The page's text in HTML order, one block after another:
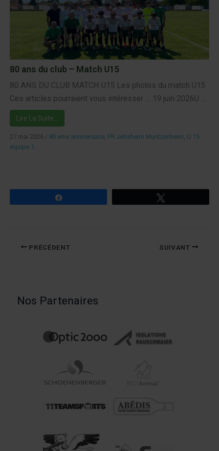
80 ans du club – Match U15
80 ANS DU CLUB MATCH U15 Les photos du match U15
Ces articles pourraient vous intéresser … 19 juin 2026U ...
Lire La Suite…
27 mai 2026 / 80 eme anniversaire, FR Jebsheim Muntzenheim, U 15
équipe 1
PRÉCÉDENT SUIVANT
Nos Partenaires